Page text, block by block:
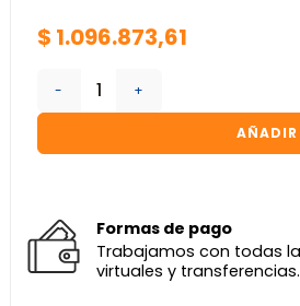
$ 1.096.873,61
LLAVE ESFERICA APROB.T.F F-F
Formas de pago
Trabajamos con todas
virtuales y transferencias.